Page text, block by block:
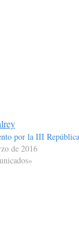
por la III República
de 2016